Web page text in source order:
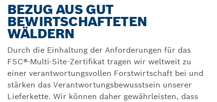
BEZUG AUS GUT
BEWIRTSCHAFTETEN
WÄLDERN
Durch die Einhaltung der Anforderungen für das
FSC®-Multi-Site-Zertifikat tragen wir weltweit zu
einer verantwortungsvollen Forstwirtschaft bei und
stärken das Verantwortungsbewusstsein unserer
Lieferkette. Wir können daher gewährleisten, dass